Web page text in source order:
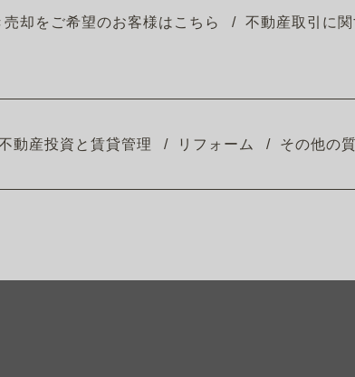
売却をご希望のお客様はこちら 不動産取引に
動産投資と賃貸管理 リフォーム その他の